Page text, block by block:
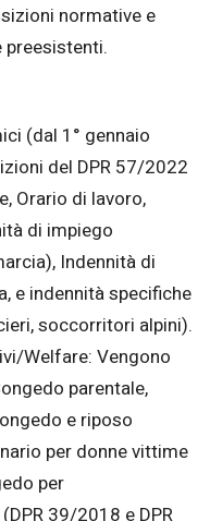
normative e
(dal 1° gennaio
del DPR 57/2022
Orario di lavoro,
di impiego
Indennità di
e indennità specifiche
soccorritori alpini).
Welfare: Vengono
parentale,
e riposo
per donne vittime
per
39/2018 e DPR